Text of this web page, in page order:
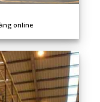
online